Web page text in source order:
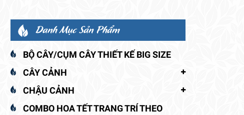
Danh Mục Sản Phẩm
BỘ CÂY/CỤM CÂY THIẾT KẾ BIG SIZE
CÂY CẢNH
CHẬU CẢNH
COMBO HOA TẾT TRANG TRÍ THEO